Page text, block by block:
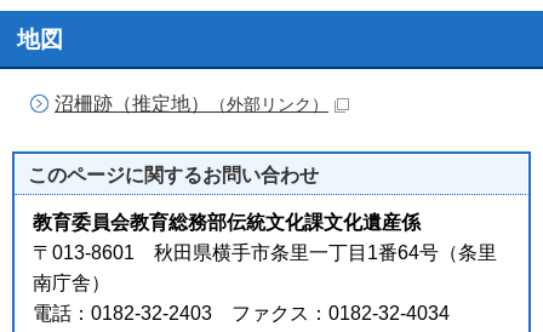
地図
沼柵跡（推定地） （外部リンク）
このページに関するお問い合わせ
教育委員会教育総務部伝統文化課文化遺産係
〒013-8601 秋田県横手市条里一丁目1番64号（条里
南庁舎）
電話：0182-32-2403 ファクス：0182-32-4034